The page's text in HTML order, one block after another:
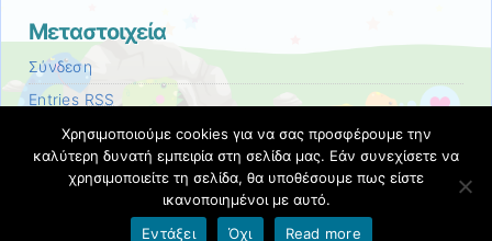
Μεταστοιχεία
Σύνδεση
Entries RSS
CommentsRSS
Εκπαιδευτικές Κοινότητες & Ιστολόγια ΠΣΔ
Χρησιμοποιούμε cookies για να σας προσφέρουμε την
καλύτερη δυνατή εμπειρία στη σελίδα μας. Εάν συνεχίσετε να
χρησιμοποιείτε τη σελίδα, θα υποθέσουμε πως είστε
ικανοποιημένοι με αυτό.
Εντάξει
Όχι Read more